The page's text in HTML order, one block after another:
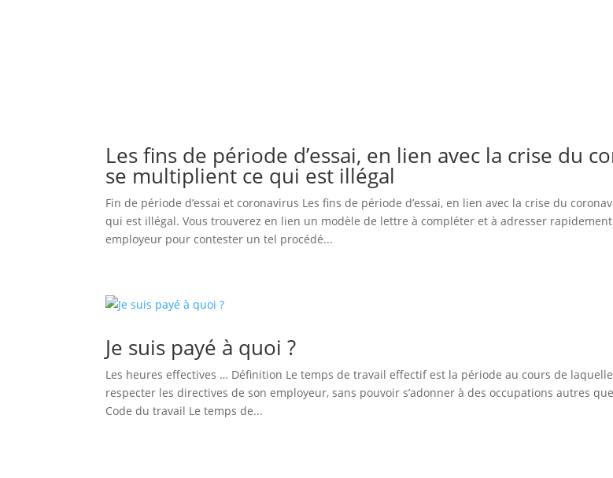
Les fins de période d’essai, en lien avec la crise du
se multiplient ce qui est illégal
Fin de période d’essai et coronavirus Les fins de période d’essai, en lien avec la crise du
qui est illégal. Vous trouverez en lien un modèle de lettre à compléter et à adresser
employeur pour contester un tel procédé...
Je suis payé à quoi ?
Les heures effectives … Définition Le temps de travail effectif est la période au cours de
respecter les directives de son employeur, sans pouvoir s’adonner à des occupations autres
Code du travail Le temps de...